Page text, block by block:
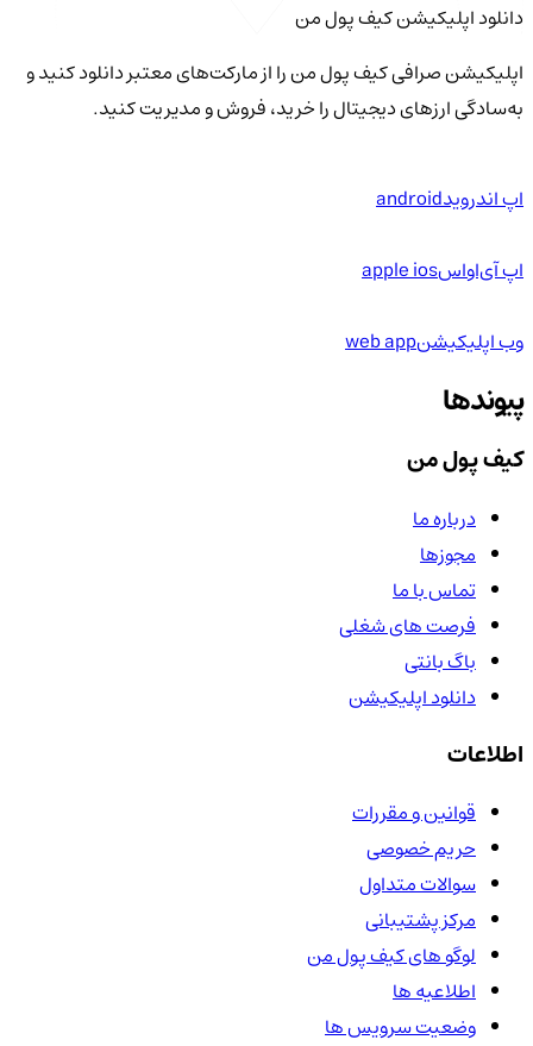
دانلود اپلیکیشن کیف‌ پول من
اپلیکیشن صرافی کیف پول من را از مارکت‌های معتبر دانلود کنید و
به‌سادگی ارزهای دیجیتال را خرید، فروش و مدیریت کنید.
اپ اندرویدandroid
اپ آی‌او‌اسapple ios
وب اپلیکیشنweb app
پیوندها
کیف پول من
درباره ما
مجوزها
تماس با ما
فرصت های شغلی
باگ بانتی
دانلود اپلیکیشن
اطلاعات
قوانین و مقررات
حریم خصوصی
سوالات متداول
مرکز پشتیبانی
لوگو های کیف پول من
اطلاعیه ها
وضعیت سرویس ها